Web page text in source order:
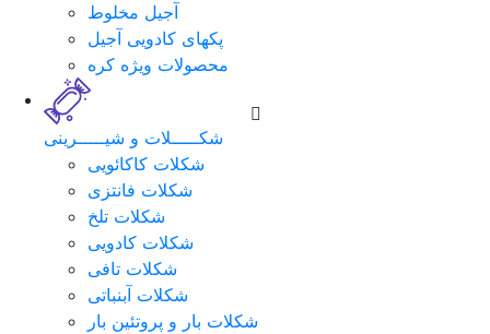
آجیل مخلوط
پکهای کادویی آجیل
محصولات ویژه کره
شکـــــلات و شیـــــرینی
شکلات کاکائویی
شکلات فانتزی
شکلات تلخ
شکلات کادویی
شکلات تافی
شکلات آبنباتی
شکلات بار و پروتئین بار